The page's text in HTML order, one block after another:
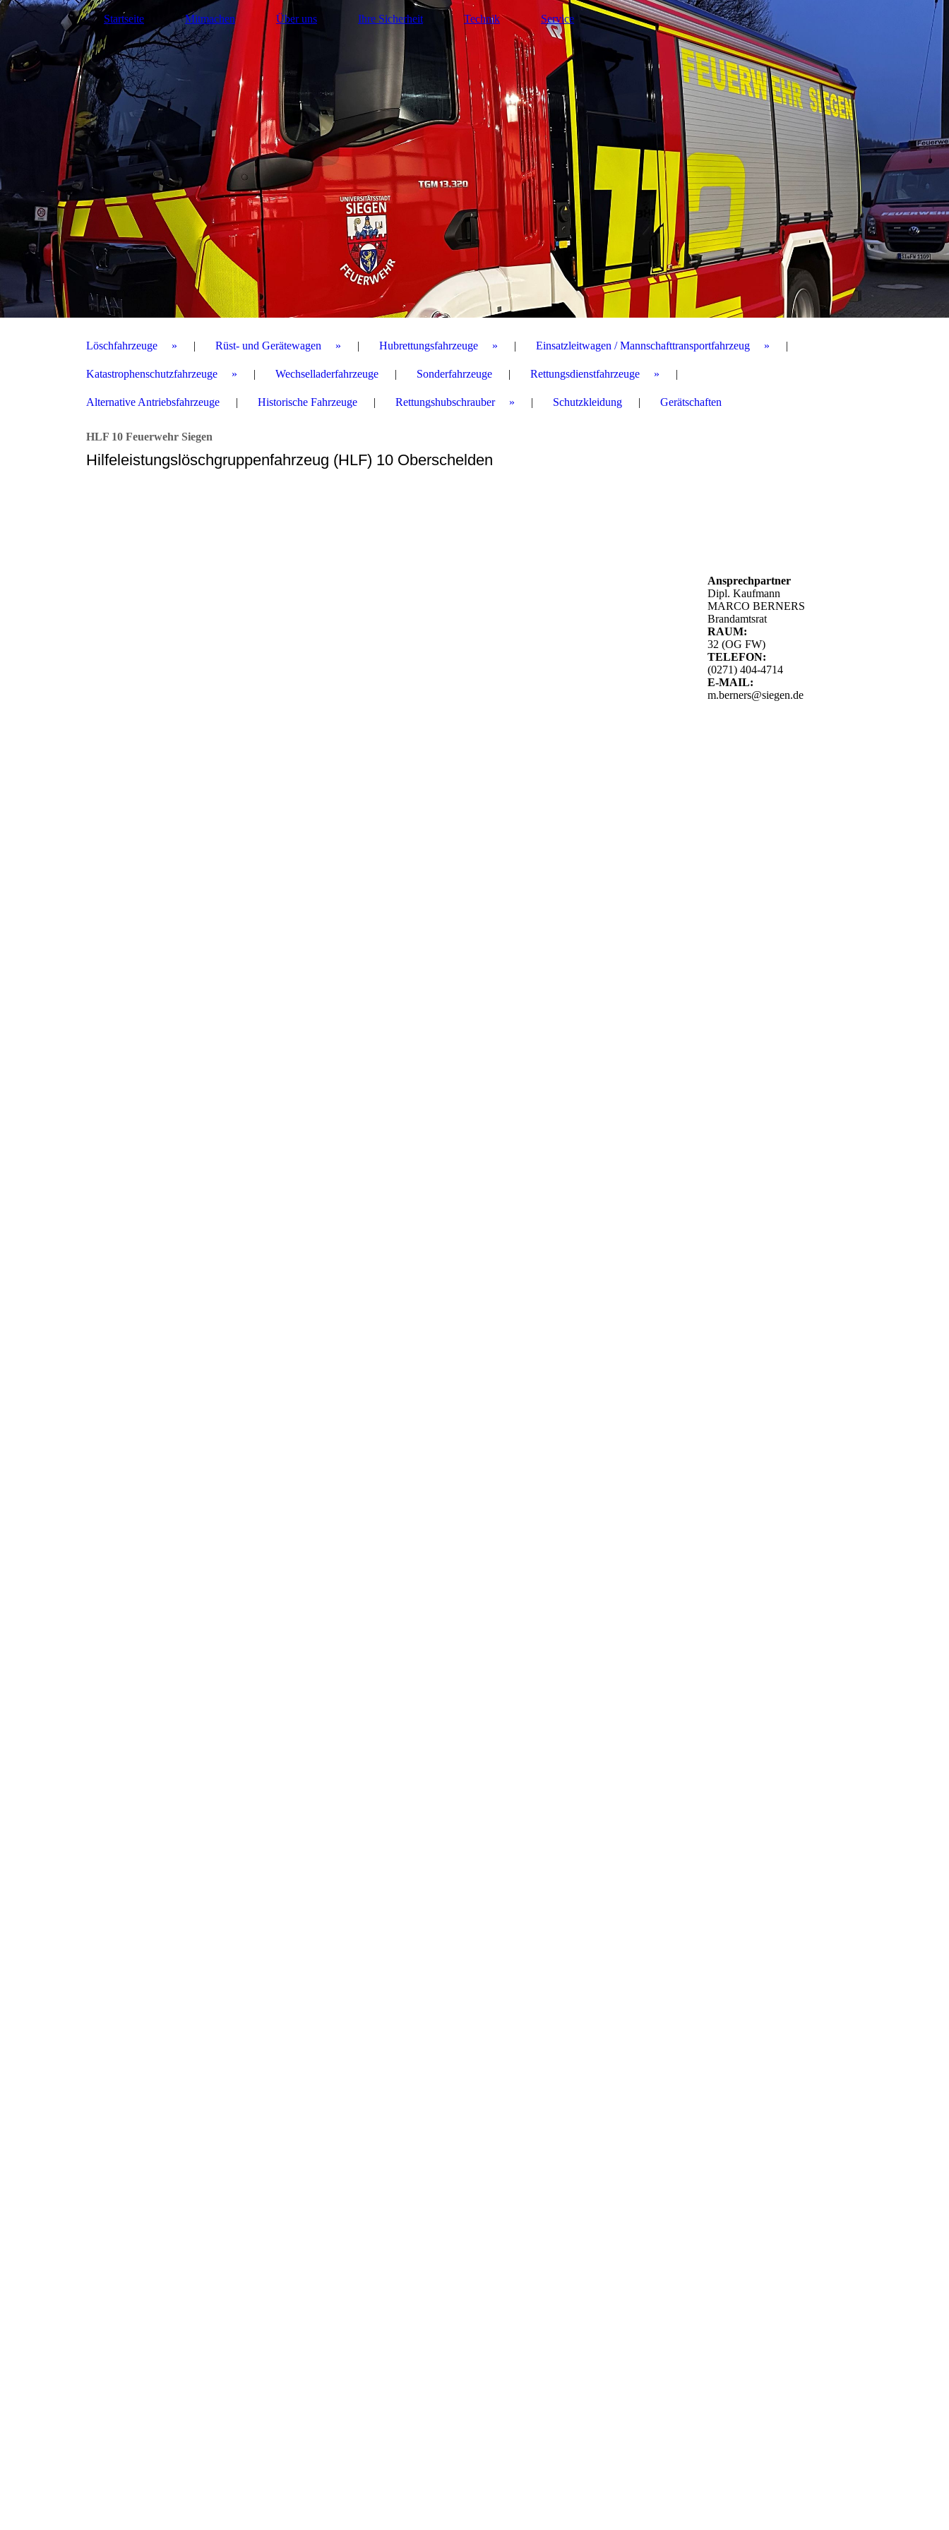
Startseite Mitmachen Über uns Ihre Sicherheit Technik Service
Löschfahrzeuge Rüst- und Gerätewagen Hubrettungsfahrzeuge Einsatzleitwagen / Mannschafttransportfahrzeug
Katastrophenschutzfahrzeuge Wechselladerfahrzeuge Sonderfahrzeuge Rettungsdienstfahrzeuge
Alternative Antriebsfahrzeuge Historische Fahrzeuge Rettungshubschrauber Schutzkleidung Gerätschaften
HLF 10 Feuerwehr Siegen
Hilfeleistungslöschgruppenfahrzeug (HLF) 10 Oberschelden
Ansprechpartner
Dipl. Kaufmann
MARCO BERNERS
Brandamtsrat
RAUM:
32 (OG FW)
TELEFON:
(0271) 404-4714
E-MAIL:
m.berners@siegen.de